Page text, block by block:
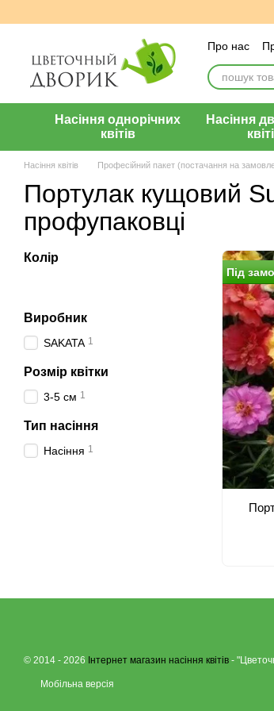
Про нас
Угода
Насіння однорічних
квітів
Насіння
Насіння квітів Професійний пакет (постачання на
Портулак кущовий
профупаковці
Пiд
Колір
Виробник
SAKATA 1
Розмiр квiтки
3-5 см 1
Тип насiння
Насiння 1
© 2014 - 2026 Інтернет магазин насіння квітів -
Мобільна версія